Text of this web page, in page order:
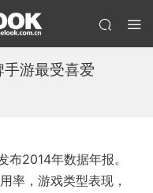
游最受喜爱
2014年数据年报。
率，游戏类型表现，